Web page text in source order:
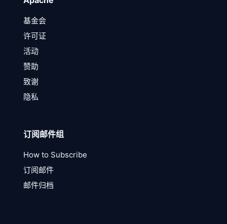
基金会
许可证
活动
赞助
致谢
隐私
订阅邮件组
How to Subscribe
订阅邮件
邮件归档